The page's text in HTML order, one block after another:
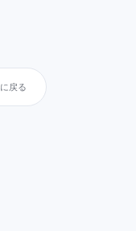
に戻る